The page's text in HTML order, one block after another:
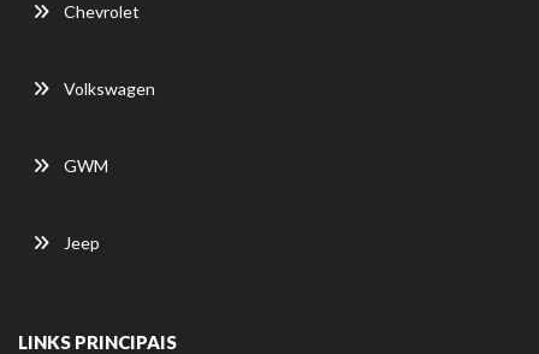
Chevrolet
Volkswagen
GWM
Jeep
LINKS PRINCIPAIS